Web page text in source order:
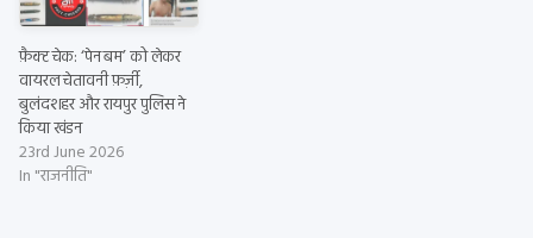
फ़ैक्ट चेक: ‘पेन बम’ को लेकर
वायरल चेतावनी फ़र्ज़ी,
बुलंदशहर और रायपुर पुलिस ने
किया खंडन
23rd June 2026
In "राजनीति"